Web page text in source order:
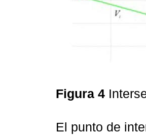
Figura 4
El punto de